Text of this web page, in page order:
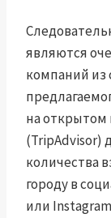
являются
компаний из
на открытом
(TripAdvisor)
количества
городу в
или